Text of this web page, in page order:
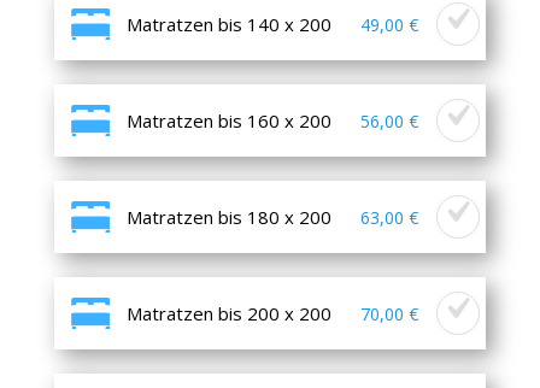
Matratzen bis 140 x 200 49,00 €
Matratzen bis 160 x 200 56,00 €
Matratzen bis 180 x 200 63,00 €
Matratzen bis 200 x 200 70,00 €